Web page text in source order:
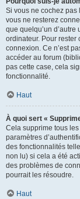
Si vous ne cochez pas
vous ne resterez
que quelqu’un
ordinateur. Pour rester
connexion. Ce n’est
accéder au forum
pas cette case, cela
fonctionnalité.
Haut
À quoi sert «
Cela supprime tous
paramètres
des fonctionnalités
non lu) si cela a été
des problèmes de
pourrait les résoudre.
Haut